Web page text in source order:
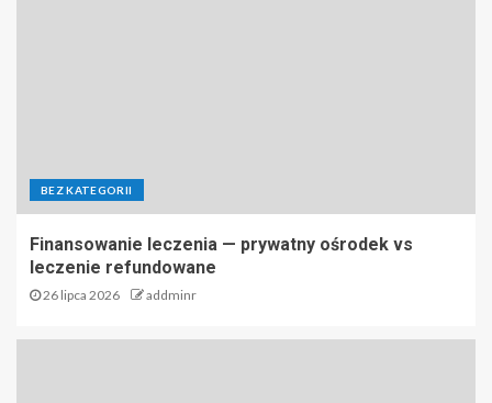
BEZ KATEGORII
Finansowanie leczenia — prywatny ośrodek vs
leczenie refundowane
26 lipca 2026 addminr